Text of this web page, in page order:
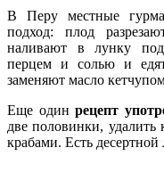
В Перу местные
подход: плод
наливают в лунку
перцем и солью и
заменяют масло
Еще одинрецепт
две половинки, удалить
крабами. Есть